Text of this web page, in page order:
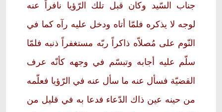
جناب السّيد وكان قبل تلك الرّؤيا نافراً عنه
لوجه لا يذكره فلمّا أتاه ودخل عليه رآه كما في
النّوم على مُصلاّه ذاكراً ربّه مستغفراً ذنبه فلمّا
سلّم عليه أجابه وتبسّم في وجهه كأنّه عرف
القضيّة فسأل عنه ما سأل عنه في الرّؤيا فعلّمه
من حينه عين ذاك الدّعاء فدعا به في قليل من